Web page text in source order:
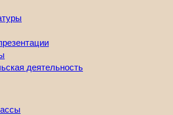
деятельность